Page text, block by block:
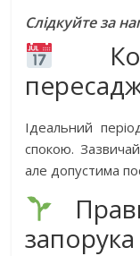
Слідкуйте за
Ідеальний
спокою.
але допустима